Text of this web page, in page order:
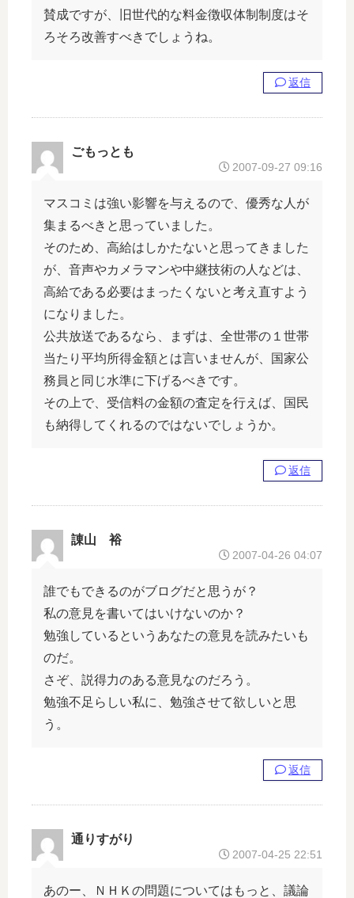
賛成ですが、旧世代的な料金徴収体制制度はそ
ろそろ改善すべきでしょうね。
返信
ごもっとも
2007-09-27 09:16
マスコミは強い影響を与えるので、優秀な人が
集まるべきと思っていました。
そのため、高給はしかたないと思ってきました
が、音声やカメラマンや中継技術の人などは、
高給である必要はまったくないと考え直すよう
になりました。
公共放送であるなら、まずは、全世帯の１世帯
当たり平均所得金額とは言いませんが、国家公
務員と同じ水準に下げるべきです。
その上で、受信料の金額の査定を行えば、国民
も納得してくれるのではないでしょうか。
返信
諌山 裕
2007-04-26 04:07
誰でもできるのがブログだと思うが？
私の意見を書いてはいけないのか？
勉強しているというあなたの意見を読みたいも
のだ。
さぞ、説得力のある意見なのだろう。
勉強不足らしい私に、勉強させて欲しいと思
う。
返信
通りすがり
2007-04-25 22:51
あのー、ＮＨＫの問題についてはもっと、議論